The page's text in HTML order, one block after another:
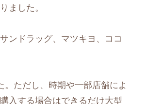
ました。
ンドラッグ、マツキヨ、ココ
ただし、時期や一部店舗によ
入する場合はできるだけ大型